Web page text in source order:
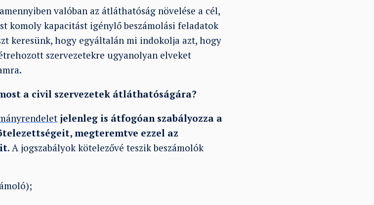
valóban az átláthatóság növelése a cél,
komoly kapacitást igénylő beszámolási feladatok
keresünk, hogy egyáltalán mi indokolja azt, hogy
szervezetekre ugyanolyan elveket
a civil szervezetek átláthatóságára?
jelenleg is átfogóan szabályozza a
megteremtve ezzel az
. A jogszabályok kötelezővé teszik beszámolók